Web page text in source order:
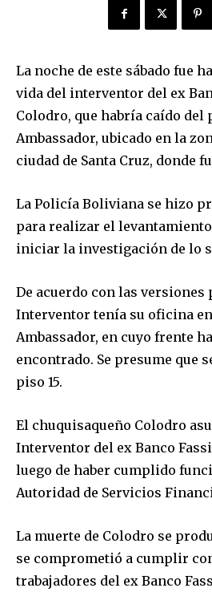
La noche de este sábado fue
vida del interventor del ex
Colodro, que habría caído del
Ambassador, ubicado en la
ciudad de Santa Cruz, donde
La Policía Boliviana se hizo
para realizar el
iniciar la investigación de lo
De acuerdo con las
Interventor tenía su oficina
Ambassador, en cuyo frente
encontrado. Se presume que
piso 15.
El chuquisaqueño Colodro
Interventor del ex Banco
luego de haber cumplido
Autoridad de Servicios
La muerte de Colodro se
se comprometió a cumplir
trabajadores del ex Banco